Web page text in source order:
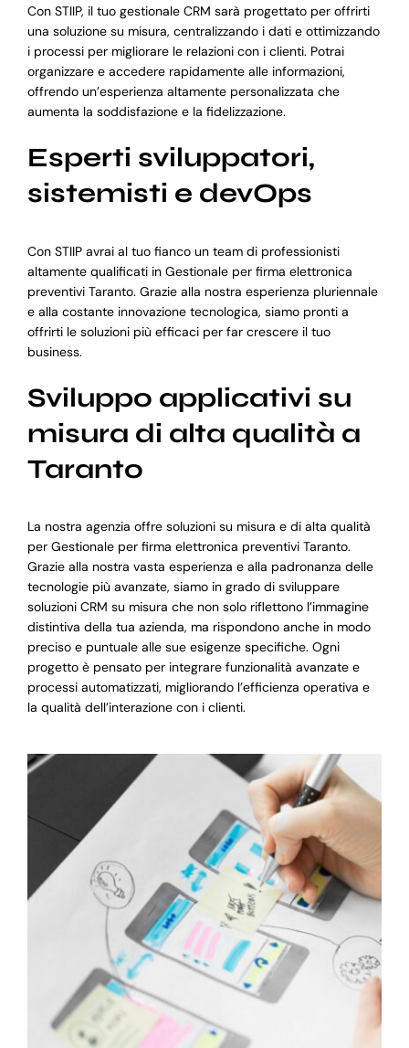
Con STIIP, il tuo gestionale CRM sarà progettato per offrirti
una soluzione su misura, centralizzando i dati e ottimizzando
i processi per migliorare le relazioni con i clienti. Potrai
organizzare e accedere rapidamente alle informazioni,
offrendo un’esperienza altamente personalizzata che
aumenta la soddisfazione e la fidelizzazione.
Esperti sviluppatori,
sistemisti e devOps
Con STIIP avrai al tuo fianco un team di professionisti
altamente qualificati in Gestionale per firma elettronica
preventivi Taranto. Grazie alla nostra esperienza pluriennale
e alla costante innovazione tecnologica, siamo pronti a
offrirti le soluzioni più efficaci per far crescere il tuo
business.
Sviluppo applicativi su
misura di alta qualità a
Taranto
La nostra agenzia offre soluzioni su misura e di alta qualità
per Gestionale per firma elettronica preventivi Taranto.
Grazie alla nostra vasta esperienza e alla padronanza delle
tecnologie più avanzate, siamo in grado di sviluppare
soluzioni CRM su misura che non solo riflettono l’immagine
distintiva della tua azienda, ma rispondono anche in modo
preciso e puntuale alle sue esigenze specifiche. Ogni
progetto è pensato per integrare funzionalità avanzate e
processi automatizzati, migliorando l’efficienza operativa e
la qualità dell’interazione con i clienti.